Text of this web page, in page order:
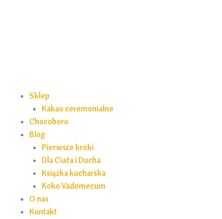
Sklep
Kakao ceremonialne
Chocoboro
Blog
Pierwsze kroki
Dla Ciała i Ducha
Książka kucharska
Koko Vademecum
O nas
Kontakt